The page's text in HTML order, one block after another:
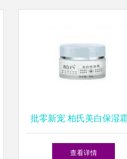
批零新宠 柏氏美白保湿
泊美化妆品的市场潜力分
查看详情